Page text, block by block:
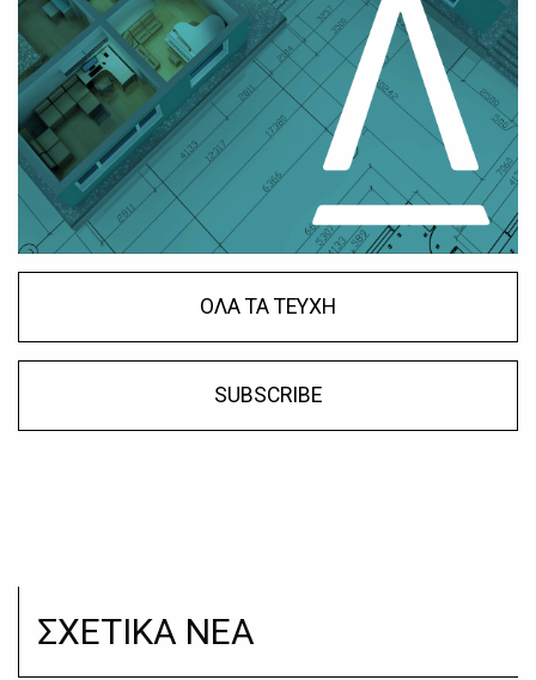
ΟΛΑ ΤΑ ΤΕΥΧΗ
SUBSCRIBE
ΣΧΕΤΙΚΑ ΝΕΑ